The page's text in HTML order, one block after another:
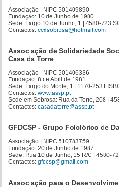
Associação | NIPC 501409890
Fundação: 10 de Junho de 1980
Sede: Largo 10 de Junho, 1 | 4580-723
Contactos: ccdsobrosa@hotmail.com
Associação de Solidariedade
Casa da Torre
Associação | NIPC 501406336
Fundação: 8 de Abril de 1981
Sede: Largo do Monte, 1 | 1170-253
Contactos: www.assp.pt
Sede em Sobrosa: Rua da Torre, 208 |
Contactos: casadatorre@assp.pt
GFDCSP - Grupo Folclórico de
Associação | NIPC 510783759
Fundação: 20 de Junho de 1987
Sede: Rua 10 de Junho, 15 R/C | 4580-
Contactos: gfdcsp@gmail.com
Associação para o